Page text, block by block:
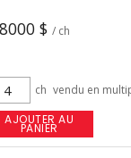
$ / ch
ch vendu en
AJOUTER AU
PANIER